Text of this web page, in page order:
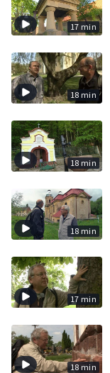
17 min
18 min
18 min
18 min
17 min
18 min